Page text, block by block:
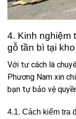
4. Kinh nghiệm
gỗ tần bì tại kho
Với tư cách là
Phương Nam xin
bạn tự bảo vệ
4.1. Cách kiểm tra